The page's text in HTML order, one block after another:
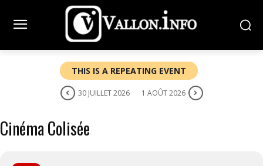
THIS IS A REPEATING EVENT
30 JUILLET 2026 1 AOÛT 2026
Cinéma Colisée